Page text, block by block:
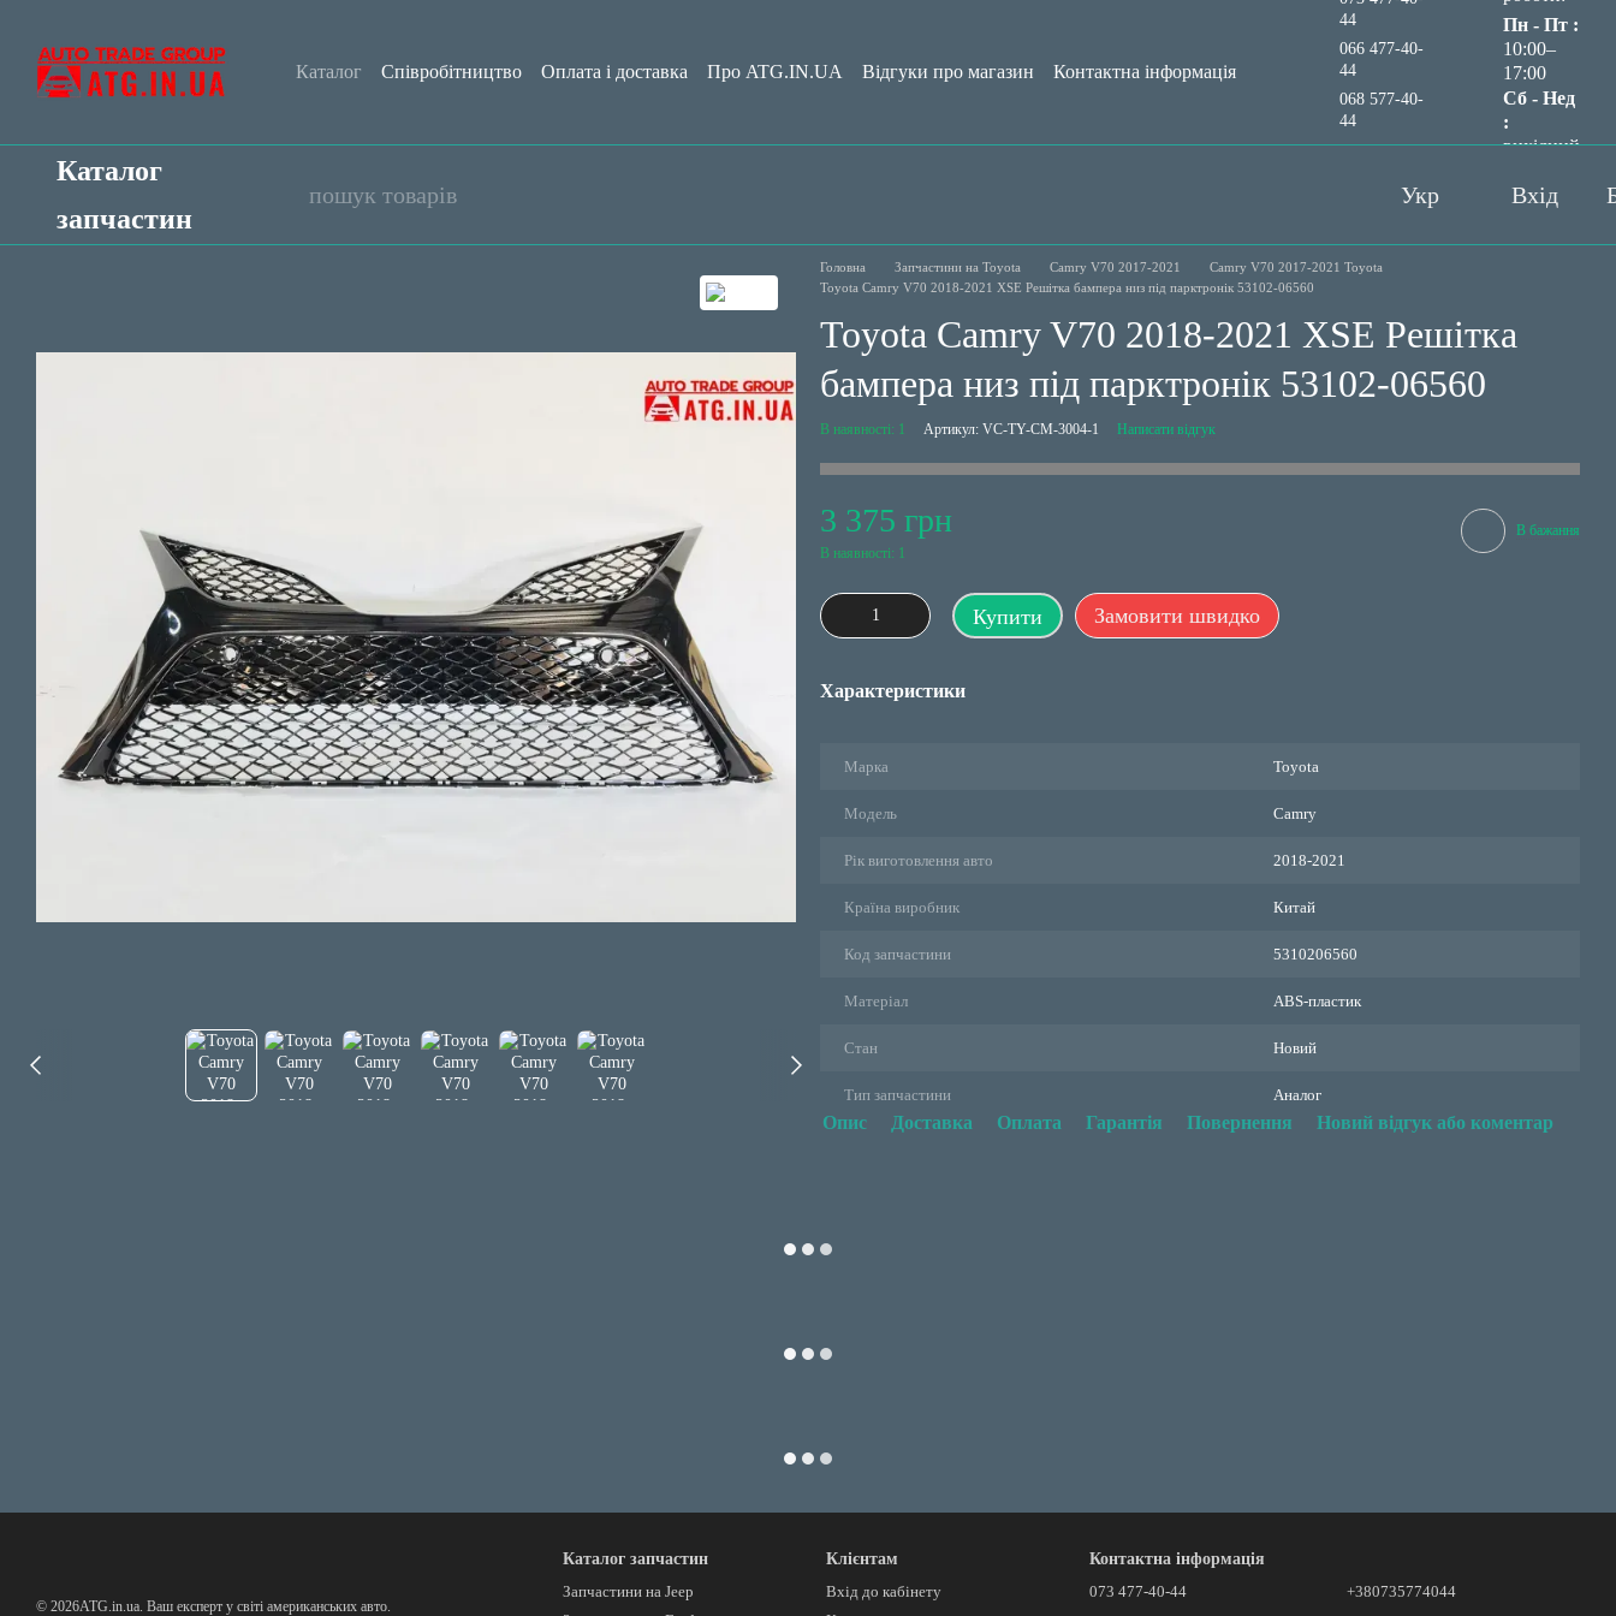
Каталог Співробітництво Оплата і доставка Про ATG.IN.UA Відгуки про магазин
Контактна інформація
44
066 477-40-
44
068 577-40-
44
Передзвонити вам?
Пн - Пт :
10:00–
17:00
Сб - Нед
:
вихідний
Каталог
запчастин
Укр Вхід
Головна Запчастини на Toyota Camry V70 2017-2021
Camry V70 2017-2021 Toyota
Toyota Camry V70 2018-2021 XSE Решітка бампера низ під парктронік 53102-06560
Toyota Camry V70 2018-2021 XSE Решітка
бампера низ під парктронік 53102-06560
В наявності: 1 Артикул: VC-TY-CM-3004-1 Написати відгук
3 375 грн
В наявності: 1
В бажання
Купити Замовити швидко
Характеристики
Марка Toyota
Модель Camry
Рік виготовлення авто 2018-2021
Країна виробник Китай
Код запчастини 5310206560
Матеріал ABS-пластик
Стан Новий
Тип запчастини Аналог
Опис Доставка Оплата Гарантія Повернення Новий відгук або коментар
© 2026ATG.in.ua. Ваш експерт у світі американських авто.
Каталог запчастин
Запчастини на Jeep
Клієнтам
Вхід до кабінету
Контактна інформація
073 477-40-44
+380735774044